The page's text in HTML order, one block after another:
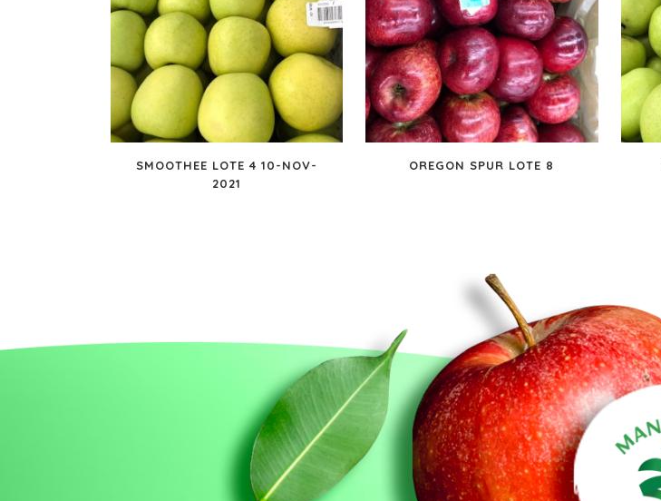
SMOOTHEE LOTE 4 10-NOV-
2021
OREGON SPUR LOTE 8